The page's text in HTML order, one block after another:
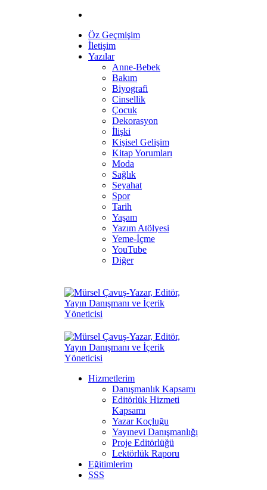
Öz Geçmişim
İletişim
Yazılar
Anne-Bebek
Bakım
Biyografi
Cinsellik
Çocuk
Dekorasyon
İlişki
Kişisel Gelişim
Kitap Yorumları
Moda
Sağlık
Seyahat
Spor
Tarih
Yaşam
Yazım Atölyesi
Yeme-İçme
YouTube
Diğer
Hizmetlerim
Danışmanlık Kapsamı
Editörlük Hizmeti
Kapsamı
Yazar Koçluğu
Yayınevi Danışmanlığı
Proje Editörlüğü
Lektörlük Raporu
Eğitimlerim
SSS